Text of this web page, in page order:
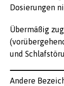
Dosierungen
Übermäßig
und
Andere